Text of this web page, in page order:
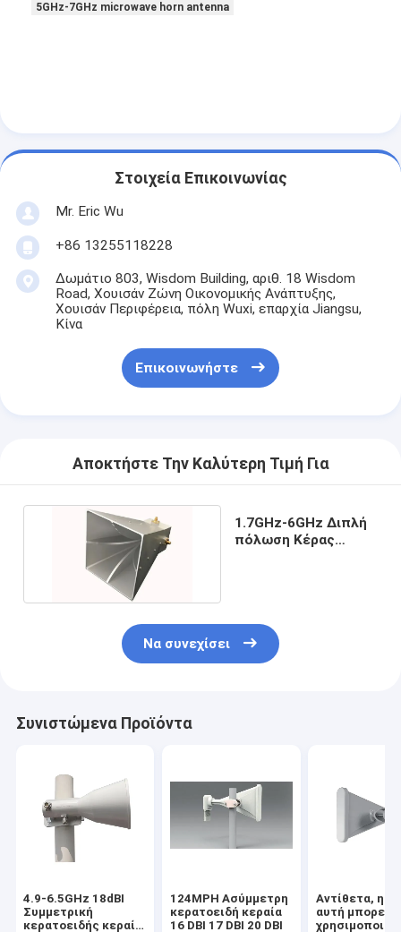
Γύρος εργοστασίων
Ποιοτικός έλεγχος
Αντενή μικροκυμάτων
Αντήνα κέρατος μικροκυμάτων
Μικροκυμάτων Wifi κεραία
Ελλειπτικός οδηγός κυμάτων
Συσκευές για κεραίες μικροκυμάτων
5GHz-7GHz microwave horn antenna
Στοιχεία Επικοινωνίας
Mr. Eric Wu
+86 13255118228
Δωμάτιο 803, Wisdom Building, αριθ. 18 Wisdom
Road, Χουισάν Ζώνη Οικονομικής Ανάπτυξης,
Χουισάν Περιφέρεια, πόλη Wuxi, επαρχία Jiangsu,
Κίνα
Επικοινωνήστε
Αποκτήστε Την Καλύτερη Τιμή Για
1.7GHz-6GHz Διπλή
πόλωση Κέρας
Να συνεχίσει
Συνιστώμενα Προϊόντα
4.9-6.5GHz 18dBI
Συμμετρική
κερατοειδής κεραία
124MPH Ασύμμετρη
κερατοειδή κεραία
16 DBI 17 DBI 20 DBI
Αντίθετα, η
αυτή μπορεί